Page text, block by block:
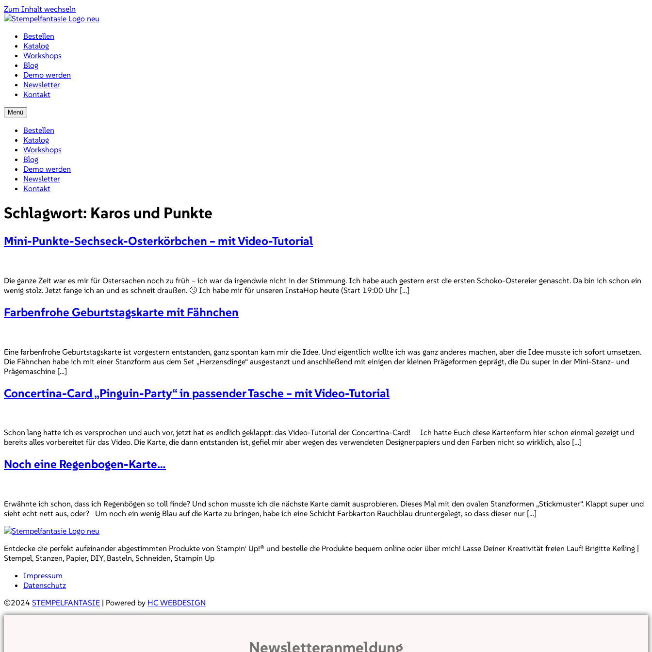
Zum Inhalt wechseln
Bestellen
Katalog
Workshops
Blog
Demo werden
Newsletter
Kontakt
Menü
Bestellen
Katalog
Workshops
Blog
Demo werden
Newsletter
Kontakt
Schlagwort: Karos und Punkte
Mini-Punkte-Sechseck-Osterkörbchen – mit Video-Tutorial
Die ganze Zeit war es mir für Ostersachen noch zu früh – ich war da irgendwie nicht in der Stimmung. Ich habe auch gestern erst die ersten Schoko-Ostereier genascht. Da bin ich schon ein
wenig stolz. Jetzt fange ich an und es schneit draußen. 🙄 Ich habe mir für unseren InstaHop heute (Start 19:00 Uhr […]
Farbenfrohe Geburtstagskarte mit Fähnchen
Eine farbenfrohe Geburtstagskarte ist vorgestern entstanden, ganz spontan kam mir die Idee. Und eigentlich wollte ich was ganz anderes machen, aber die Idee musste ich sofort umsetzen.
Die Fähnchen habe ich mit einer Stanzform aus dem Set „Herzensdinge“ ausgestanzt und anschließend mit einigen der kleinen Prägeformen geprägt, die Du super in der Mini-Stanz- und
Prägemaschine […]
Concertina-Card „Pinguin-Party“ in passender Tasche – mit Video-Tutorial
Schon lang hatte ich es versprochen und auch vor, jetzt hat es endlich geklappt: das Video-Tutorial der Concertina-Card! Ich hatte Euch diese Kartenform hier schon einmal gezeigt und
bereits alles vorbereitet für das Video. Die Karte, die dann entstanden ist, gefiel mir aber wegen des verwendeten Designerpapiers und den Farben nicht so wirklich, also […]
Noch eine Regenbogen-Karte…
Erwähnte ich schon, dass ich Regenbögen so toll finde? Und schon musste ich die nächste Karte damit ausprobieren. Dieses Mal mit den ovalen Stanzformen „Stickmuster“. Klappt super und
sieht echt nett aus, oder? Um noch ein wenig Blau auf die Karte zu bringen, habe ich eine Schicht Farbkarton Rauchblau druntergelegt, so dass dieser nur […]
Entdecke die perfekt aufeinander abgestimmten Produkte von Stampin‘ Up!® und bestelle die Produkte bequem online oder über mich! Lasse Deiner Kreativität freien Lauf! Brigitte Keiling |
Stempel, Stanzen, Papier, DIY, Basteln, Schneiden, Stampin Up
Impressum
Datenschutz
©2024 STEMPELFANTASIE | Powered by HC WEBDESIGN
Newsletteranmeldung